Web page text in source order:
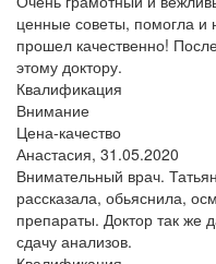
ценные советы, помогла и
прошел качественно!
этому доктору.
Квалификация
Внимание
Цена-качество
Анастасия, 31.05.2020
Внимательный врач.
рассказала, обьяснила,
препараты. Доктор так же
сдачу анализов.